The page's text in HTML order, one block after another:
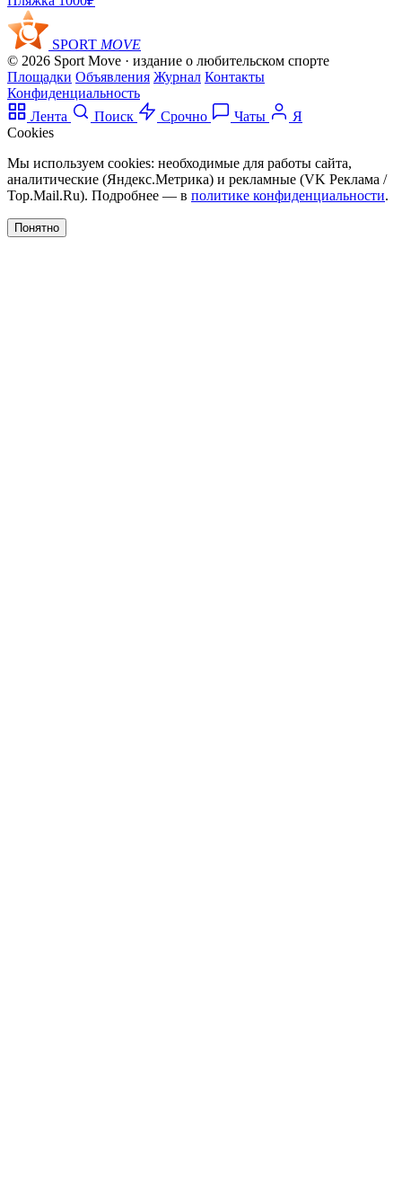
SPORT MOVE
© 2026 Sport Move · издание о любительском спорте
Площадки Объявления Журнал Контакты
Конфиденциальность
Лента
Поиск Срочно Чаты
Я
Cookies
Мы используем cookies: необходимые для работы сайта,
аналитические (Яндекс.Метрика) и рекламные (VK Реклама /
Top.Mail.Ru). Подробнее — в политике конфиденциальности.
Понятно